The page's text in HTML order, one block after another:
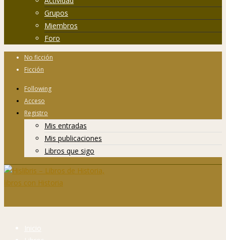
Grupos
Miembros
Foro
No ficción
Ficción
Following
Acceso
Registro
Mis entradas
Mis publicaciones
Libros que sigo
Inicio